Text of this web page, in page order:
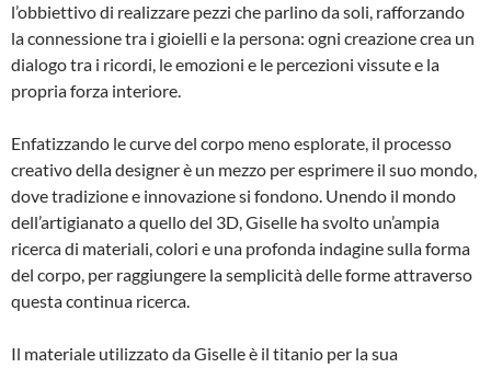
l’obbiettivo di realizzare pezzi che parlino da soli, rafforzando
la connessione tra i gioielli e la persona: ogni creazione crea un
dialogo tra i ricordi, le emozioni e le percezioni vissute e la
propria forza interiore.
Enfatizzando le curve del corpo meno esplorate, il processo
creativo della designer è un mezzo per esprimere il suo mondo,
dove tradizione e innovazione si fondono. Unendo il mondo
dell’artigianato a quello del 3D, Giselle ha svolto un’ampia
ricerca di materiali, colori e una profonda indagine sulla forma
del corpo, per raggiungere la semplicità delle forme attraverso
questa continua ricerca.
Il materiale utilizzato da Giselle è il titanio per la sua